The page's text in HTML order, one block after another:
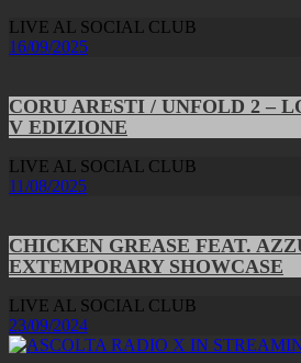
LIVE AL SOCIAL CLUB
16/09/2025
CORU ARESTI / UNFOLD 2 –
V EDIZIONE
LIVE AL SOCIAL CLUB
11/08/2025
CHICKEN GREASE FEAT.
EXTEMPORARY SHOWCASE
LIVE AL SOCIAL CLUB
23/09/2024